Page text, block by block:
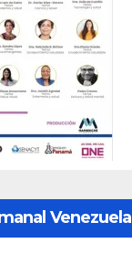
Venezuela